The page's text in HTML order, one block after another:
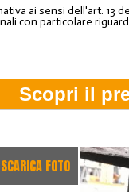
ai sensi dell'art. 13
con particolare
SCARICA FOTO